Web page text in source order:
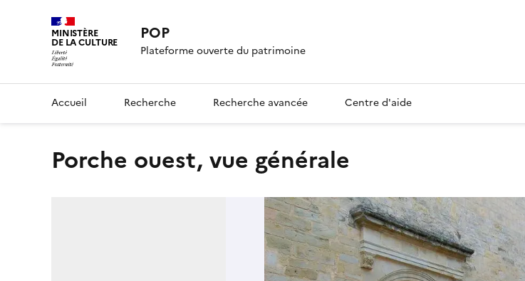
MINISTÈRE
DE LA CULTURE POP
Plateforme ouverte du patrimoine
Accueil Recherche Recherche avancée Centre d'aide
porche ouest, vue générale